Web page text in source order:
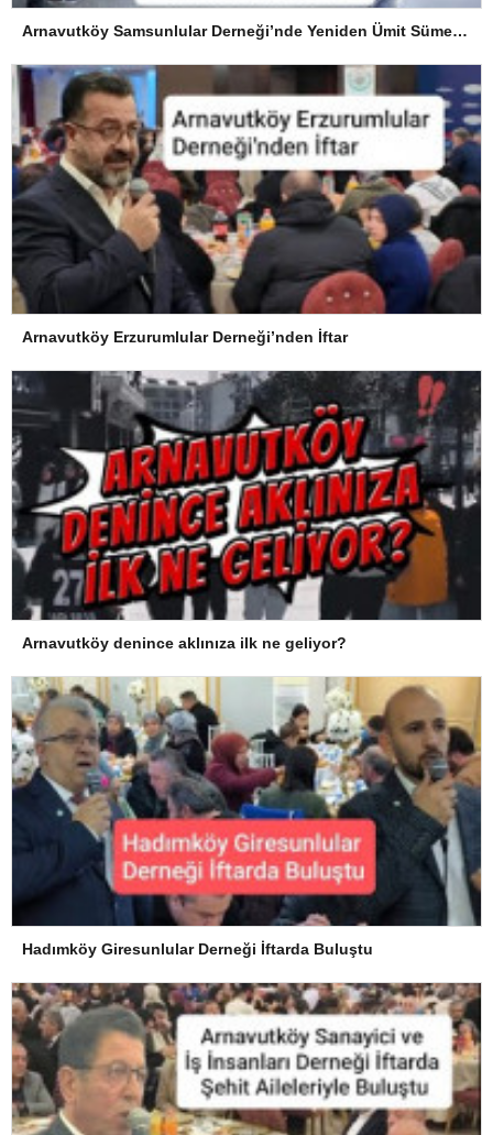
Arnavutköy Samsunlular Derneği’nde Yeniden Ümit Süme Dönemi
Arnavutköy Erzurumlular Derneği’nden İftar
Arnavutköy denince aklınıza ilk ne geliyor?
Hadımköy Giresunlular Derneği İftarda Buluştu